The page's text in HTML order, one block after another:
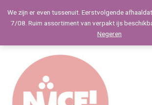
We zijn er even tussenuit. Eerstvolgende
7/08. Ruim assortiment van verpakt ijs
Negeren
naar